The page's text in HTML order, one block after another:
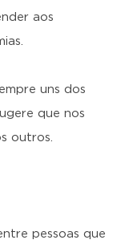
aos
uns dos
que nos
outros.
pessoas que